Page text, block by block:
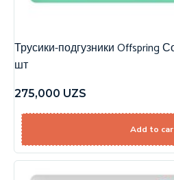
Трусики-подгузники Offspring
шт
275,000 UZS
Add to